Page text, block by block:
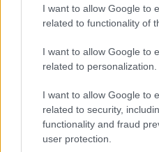
I want to allow Google to
related to functionality of
I want to allow Google to
related to personalization.
I want to allow Google to
related to security,
functionality and fraud
user protection.
Γιουνάιτεντ, Ρεάλ
Γιουβέντους. Στην
Champions League, 2
Παγκόσμια Κύπελλα
Πορτογαλία ήταν
2016. H τεχνητή
στην τέταρτη θέση
όλων των εποχών.